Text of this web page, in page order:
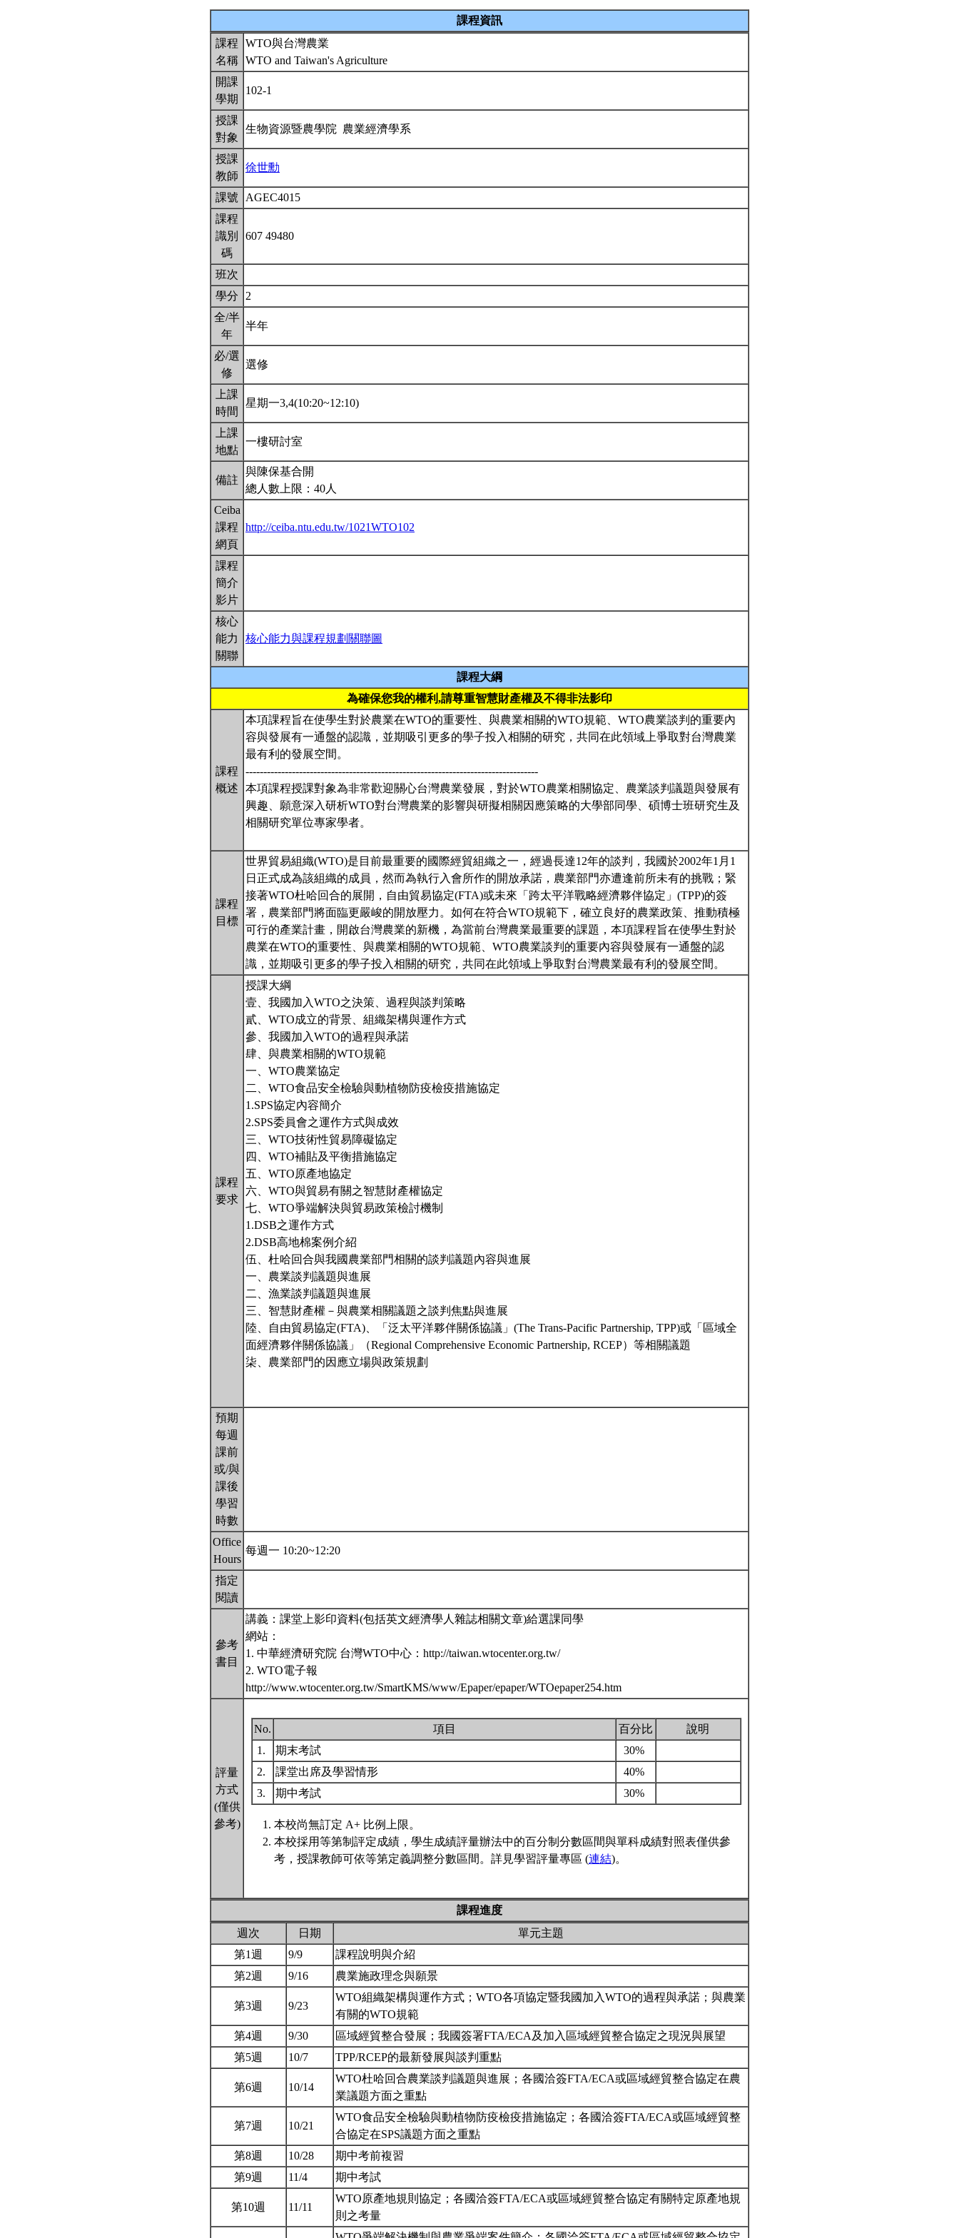
課程資訊
課程
名稱
WTO與台灣農業
WTO and Taiwan's Agriculture
開課
學期
102-1
授課
對象
生物資源暨農學院 農業經濟學系
授課
教師
徐世勳
課號
AGEC4015
課程
識別
碼
607 49480
班次
學分
2
全/半
年
半年
必/選
修
選修
上課
時間
星期一3,4(10:20~12:10)
上課
地點
一樓研討室
備註
與陳保基合開
總人數上限：40人
Ceiba
課程
網頁
http://ceiba.ntu.edu.tw/1021WTO102
課程
簡介
影片
核心
能力
關聯
核心能力與課程規劃關聯圖
課程大綱
為確保您我的權利,請尊重智慧財產權及不得非法影印
課程
概述
本項課程旨在使學生對於農業在WTO的重要性、與農業相關的WTO規範、WTO農業談判的重要內
容與發展有一通盤的認識，並期吸引更多的學子投入相關的研究，共同在此領域上爭取對台灣農業
最有利的發展空間。
----------------------------------------------------------------------------------
本項課程授課對象為非常歡迎關心台灣農業發展，對於WTO農業相關協定、農業談判議題與發展有
興趣、願意深入研析WTO對台灣農業的影響與研擬相關因應策略的大學部同學、碩博士班研究生及
相關研究單位專家學者。
課程
目標
世界貿易組織(WTO)是目前最重要的國際經貿組織之一，經過長達12年的談判，我國於2002年1月1
日正式成為該組織的成員，然而為執行入會所作的開放承諾，農業部門亦遭逢前所未有的挑戰；緊
接著WTO杜哈回合的展開，自由貿易協定(FTA)或未來「跨太平洋戰略經濟夥伴協定」(TPP)的簽
署，農業部門將面臨更嚴峻的開放壓力。如何在符合WTO規範下，確立良好的農業政策、推動積極
可行的產業計畫，開啟台灣農業的新機，為當前台灣農業最重要的課題，本項課程旨在使學生對於
農業在WTO的重要性、與農業相關的WTO規範、WTO農業談判的重要內容與發展有一通盤的認
識，並期吸引更多的學子投入相關的研究，共同在此領域上爭取對台灣農業最有利的發展空間。
課程
要求
授課大綱
壹、我國加入WTO之決策、過程與談判策略
貳、WTO成立的背景、組織架構與運作方式
參、我國加入WTO的過程與承諾
肆、與農業相關的WTO規範
一、WTO農業協定
二、WTO食品安全檢驗與動植物防疫檢疫措施協定
1.SPS協定內容簡介
2.SPS委員會之運作方式與成效
三、WTO技術性貿易障礙協定
四、WTO補貼及平衡措施協定
五、WTO原產地協定
六、WTO與貿易有關之智慧財產權協定
七、WTO爭端解決與貿易政策檢討機制
1.DSB之運作方式
2.DSB高地棉案例介紹
伍、杜哈回合與我國農業部門相關的談判議題內容與進展
一、農業談判議題與進展
二、漁業談判議題與進展
三、智慧財產權－與農業相關議題之談判焦點與進展
陸、自由貿易協定(FTA)、「泛太平洋夥伴關係協議」(The Trans-Pacific Partnership, TPP)或「區域全
面經濟夥伴關係協議」（Regional Comprehensive Economic Partnership, RCEP）等相關議題
柒、農業部門的因應立場與政策規劃
預期
每週
課前
或/與
課後
學習
時數
Office
Hours
每週一 10:20~12:20
指定
閱讀
參考
書目
講義：課堂上影印資料(包括英文經濟學人雜誌相關文章)給選課同學
網站：
1. 中華經濟研究院 台灣WTO中心：http://taiwan.wtocenter.org.tw/
2. WTO電子報
http://www.wtocenter.org.tw/SmartKMS/www/Epaper/epaper/WTOepaper254.htm
評量
方式
(僅供
參考)
No. 項目 百分比
說明
1.
期末考試
30%
2.
課堂出席及學習情形
40%
3.
期中考試 30%
本校尚無訂定 A+ 比例上限。
本校採用等第制評定成績，學生成績評量辦法中的百分制分數區間與單科成績對照表僅供參
考，授課教師可依等第定義調整分數區間。詳見學習評量專區 (連結)。
課程進度
週次
日期
單元主題
第1週
9/9
課程說明與介紹
第2週
9/16 農業施政理念與願景
第3週 9/23
WTO組織架構與運作方式；WTO各項協定暨我國加入WTO的過程與承諾；與農業
有關的WTO規範
第4週
9/30
區域經貿整合發展；我國簽署FTA/ECA及加入區域經貿整合協定之現況與展望
第5週
10/7 TPP/RCEP的最新發展與談判重點
第6週 10/14
WTO杜哈回合農業談判議題與進展；各國洽簽FTA/ECA或區域經貿整合協定在農
業議題方面之重點
第7週 10/21
WTO食品安全檢驗與動植物防疫檢疫措施協定；各國洽簽FTA/ECA或區域經貿整
合協定在SPS議題方面之重點
第8週
10/28
期中考前複習
第9週
11/4 期中考試
第10週 11/11
WTO原產地規則協定；各國洽簽FTA/ECA或區域經貿整合協定有關特定原產地規
則之考量